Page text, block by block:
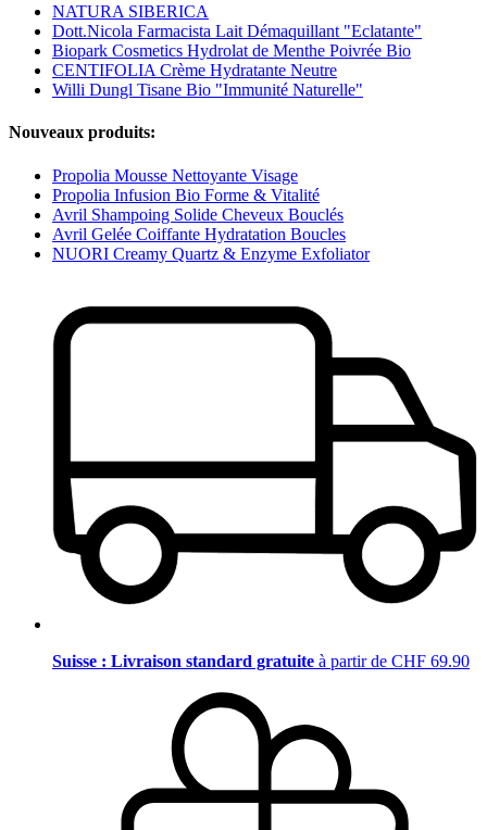
NATURA SIBERICA
Dott.Nicola Farmacista Lait Démaquillant "Eclatante"
Biopark Cosmetics Hydrolat de Menthe Poivrée Bio
CENTIFOLIA Crème Hydratante Neutre
Willi Dungl Tisane Bio "Immunité Naturelle"
Nouveaux produits:
Propolia Mousse Nettoyante Visage
Propolia Infusion Bio Forme & Vitalité
Avril Shampoing Solide Cheveux Bouclés
Avril Gelée Coiffante Hydratation Boucles
NUORI Creamy Quartz & Enzyme Exfoliator
Suisse : Livraison standard gratuite à partir de CHF 69.90